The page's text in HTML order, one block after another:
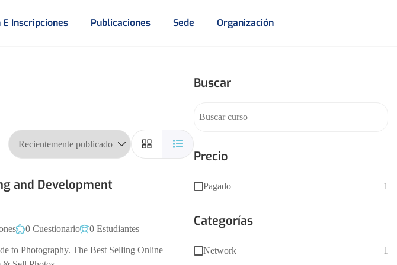
Inscripciones Publicaciones Sede Organización
and Development
0 Cuestionario 0 Estudiantes
to Photography. The Best Selling Online
Buscar
Precio
Pagado 1
Categorías
Network 1